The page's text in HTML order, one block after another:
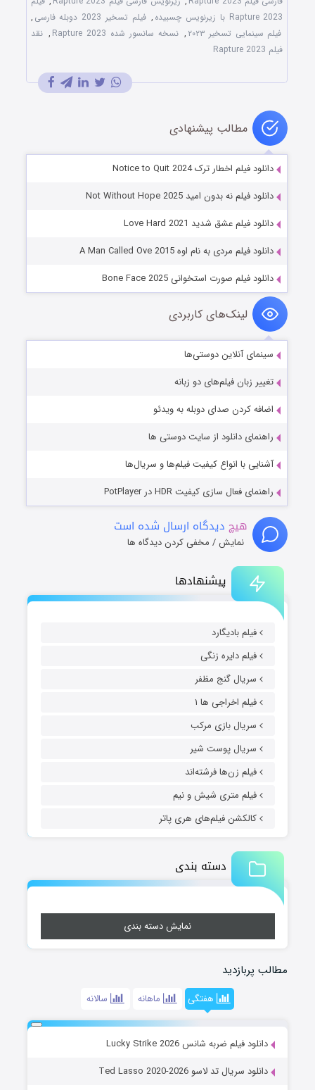
پیشنهادها
فیلم بادیگارد
فیلم دایره زنگی
سریال گنج مظفر
فیلم اخراجی ها ۱
سریال بازی مرکب
سریال پوست شیر
فیلم زن‌ها فرشته‌اند
فیلم متری شیش و نیم
کالکشن فیلم‌های هری پاتر
دسته بندی
نمایش دسته بندی
مطالب پربازدید
هفتگی ماهانه سالانه
دانلود فیلم ضربه شانس Lucky Strike 2026
دانلود سریال تد لاسو Ted Lasso 2020-2026
Rapture 2023 با زیرنویس چسبیده
, فیلم تسخیر 2023 دوبله فارسی
,
فیلم سینمایی تسخیر ۲۰۲۳
, نسخه سانسور شده Rapture 2023 , نقد
فیلم Rapture 2023
مطالب پیشنهادی
دانلود فیلم اخطار ترک Notice to Quit 2024
دانلود فیلم نه بدون امید Not Without Hope 2025
دانلود فیلم عشق شدید Love Hard 2021
دانلود فیلم مردی به نام اوه A Man Called Ove 2015
دانلود فیلم صورت استخوانی Bone Face 2025
لینک‌های کاربردی
سینمای آنلاین دوستی‌ها
تغییر زبان فیلم‌های دو زبانه
اضافه کردن صدای دوبله به ویدئو
راهنمای دانلود از سایت دوستی ها
آشنایی با انواع کیفیت فیلم‌ها و سریال‌ها
راهنمای فعال سازی کیفیت HDR در PotPlayer
هیچ دیدگاه ارسال شده است
نمایش / مخفی کردن دیدگاه ها